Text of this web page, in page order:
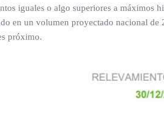
iguales o algo superiores a máximos
en un volumen proyectado nacional de
próximo.